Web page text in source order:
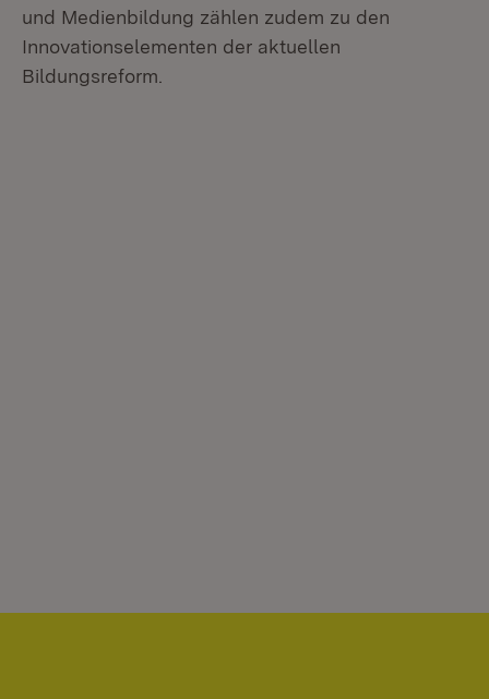
und Medienbildung zählen zudem zu den
Innovationselementen der aktuellen
Bildungsreform.